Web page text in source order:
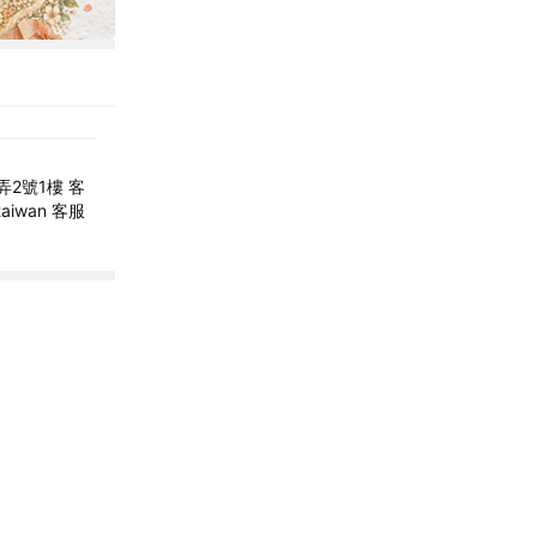
2號1樓 客
客服